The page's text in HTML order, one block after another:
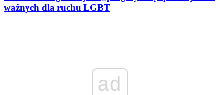
ważnych dla ruchu LGBT
ad